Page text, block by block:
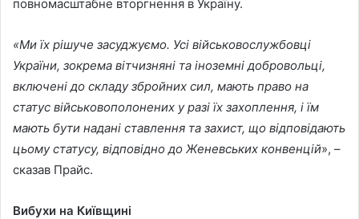
повномасштабне вторгнення в Україну.
«Ми їх рішуче засуджуємо. Усі військовослужбовці
України, зокрема вітчизняні та іноземні добровольці,
включені до складу збройних сил, мають право на
статус військовополонених у разі їх захоплення, і їм
мають бути надані ставлення та захист, що відповідають
цьому статусу, відповідно до Женевських конвенцій», –
сказав Прайс.
Вибухи на Київщині